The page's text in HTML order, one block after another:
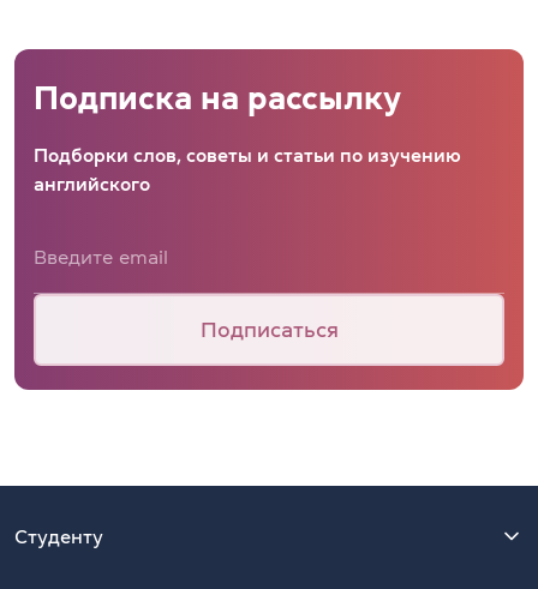
Подписка на рассылку
Подборки слов, советы и статьи по изучению
английского
Подписаться
Студенту